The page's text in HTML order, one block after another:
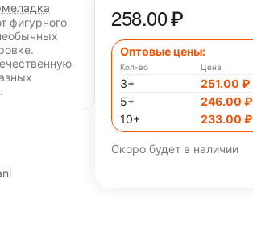
фигурного
258.00₽
Оптовые цены:
Кол-во
3+
5+
10+
Цена
251.00 ₽
246.00 ₽
233.00 ₽
Скоро будет в наличии